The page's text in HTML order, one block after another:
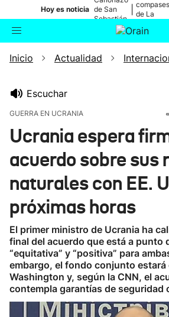
Hoy es noticia de San
Sebastián
compases
de La
Buscador Actualidad
Ikusmiran
Eguraldia
Inicio Actualidad
Escuchar
GUERRA EN UCRANIA
Ucrania espera
acuerdo sobre sus
naturales con EE.
próximas horas
El primer ministro de Ucrania ha
final del acuerdo que está a punto
“equitativa” y “positiva” para
embargo, el fondo conjunto
Washington y, según la CNN, el
contempla garantías de seguridad